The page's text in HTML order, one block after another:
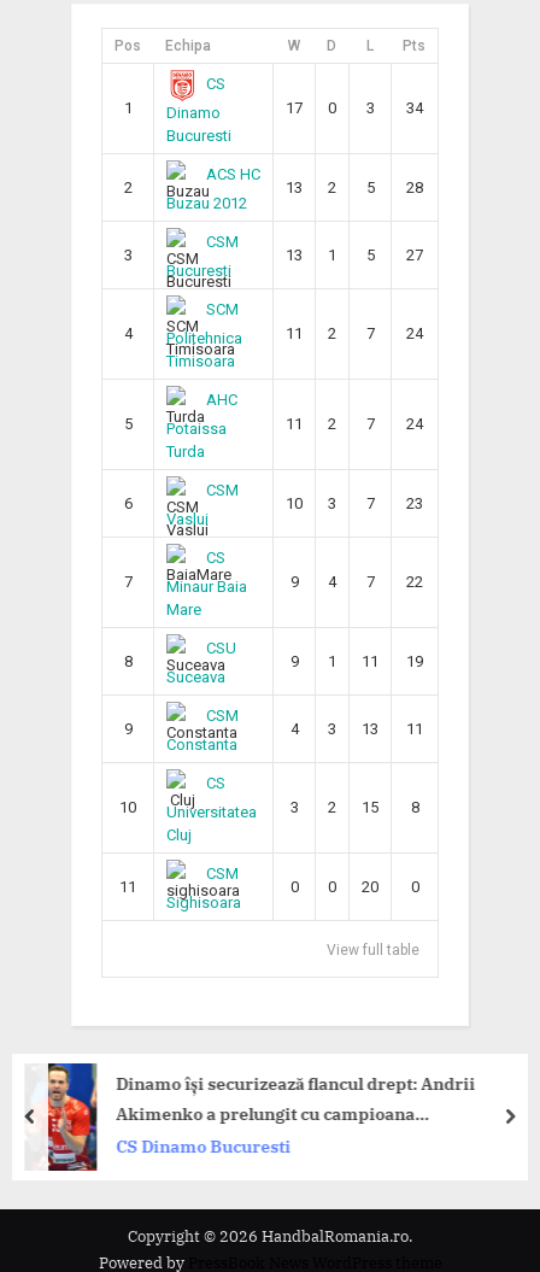
Pos Echipa W D L Pts
1
CS
Dinamo
Bucuresti
17 0 3 34
2
ACS HC
Buzau 2012
13 2 5 28
3
CSM
Bucuresti
13 1 5 27
4
SCM
Politehnica
Timisoara
11 2 7 24
5
AHC
Potaissa
Turda
11 2 7 24
6
CSM
Vaslui
10 3 7 23
7
CS
Minaur Baia
Mare
9 4 7 22
8
CSU
Suceava
9 1 11 19
9
CSM
Constanta
4 3 13 11
10
CS
Universitatea
Cluj
3 2 15 8
11
CSM
Sighisoara
0 0 20 0
View full table
își securizează flancul drept: Andrii
a prelungit cu campioana
Dinamo Bucuresti
prev
Copyright © 2026 HandbalRomania.ro.
Powered by